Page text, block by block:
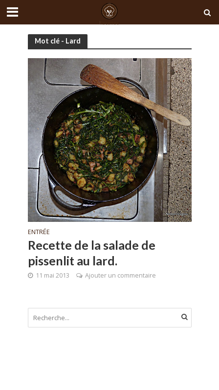
Mot clé - Lard
ENTRÉE
Recette de la salade de
pissenlit au lard.
11 mai 2013 Ajouter un commentaire